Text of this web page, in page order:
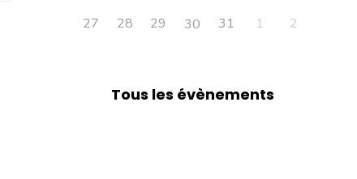
27
28 29 30 31 1 2
Tous les évènements